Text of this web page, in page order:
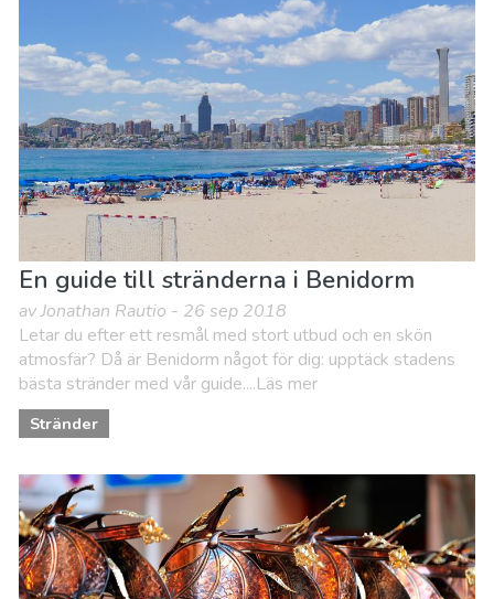
En guide till stränderna i Benidorm
av Jonathan Rautio - 26 sep 2018
Letar du efter ett resmål med stort utbud och en skön
atmosfär? Då är Benidorm något för dig: upptäck stadens
bästa stränder med vår guide....Läs mer
Stränder